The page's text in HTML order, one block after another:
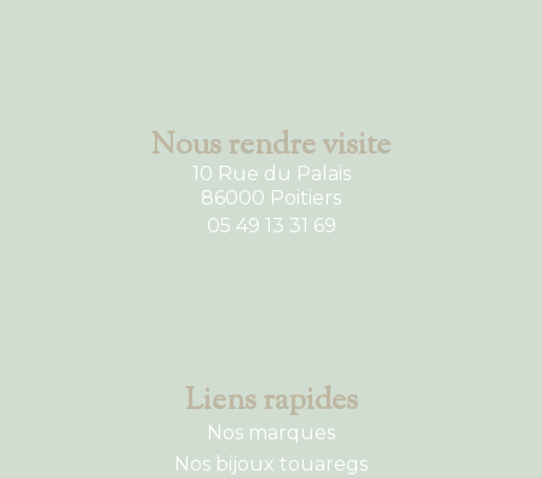
Nous rendre visite
10 Rue du Palais
86000 Poitiers
05 49 13 31 69
Liens rapides
Nos marques
Nos bijoux touaregs